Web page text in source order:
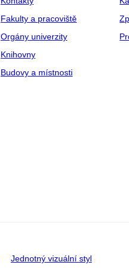
Fakulty a pracoviště
Orgány univerzity
Knihovny
Budovy a místnosti
Jednotný vizuální styl